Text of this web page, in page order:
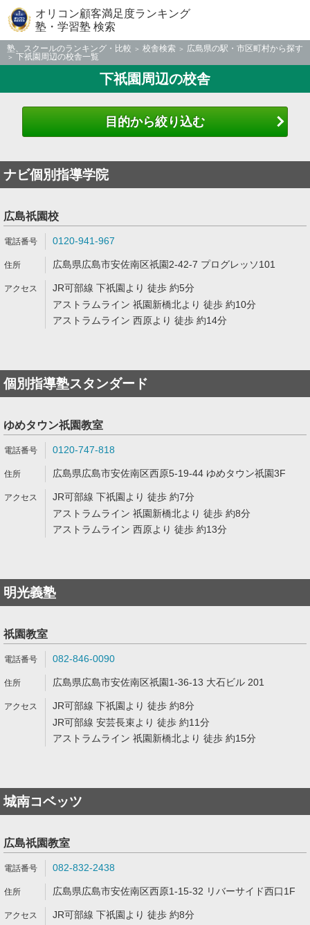
オリコン顧客満足度ランキング
塾・学習塾 検索
塾、スクールのランキング・比較 校舎検索
広島県の駅・市区町村から探す
下祇園周辺の校舎一覧
下祇園周辺の校舎
目的から絞り込む
ナビ個別指導学院
広島祇園校
0120-941-967
広島県広島市安佐南区祇園2-42-7 プログレッソ101
JR可部線 下祇園より 徒歩 約5分
アストラムライン 祇園新橋北より 徒歩 約10分
アストラムライン 西原より 徒歩 約14分
個別指導塾スタンダード
ゆめタウン祇園教室
0120-747-818
広島県広島市安佐南区西原5-19-44 ゆめタウン祇園3F
JR可部線 下祇園より 徒歩 約7分
アストラムライン 祇園新橋北より 徒歩 約8分
アストラムライン 西原より 徒歩 約13分
明光義塾
祇園教室
082-846-0090
広島県広島市安佐南区祇園1-36-13 大石ビル 201
JR可部線 下祇園より 徒歩 約8分
JR可部線 安芸長束より 徒歩 約11分
アストラムライン 祇園新橋北より 徒歩 約15分
城南コベッツ
広島祇園教室
082-832-2438
広島県広島市安佐南区西原1-15-32 リバーサイド西口1F
JR可部線 下祇園より 徒歩 約8分